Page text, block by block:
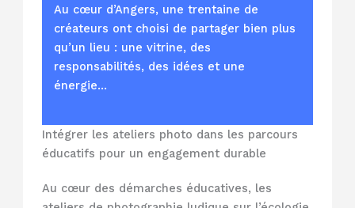
Au cœur d’Angers, une trentaine de
créateurs ont choisi de partager bien plus
qu’un lieu : une vitrine, des
responsabilités, des idées et une
énergie…
Intégrer les ateliers photo dans les parcours
éducatifs pour un engagement durable
Au cœur des démarches éducatives, les